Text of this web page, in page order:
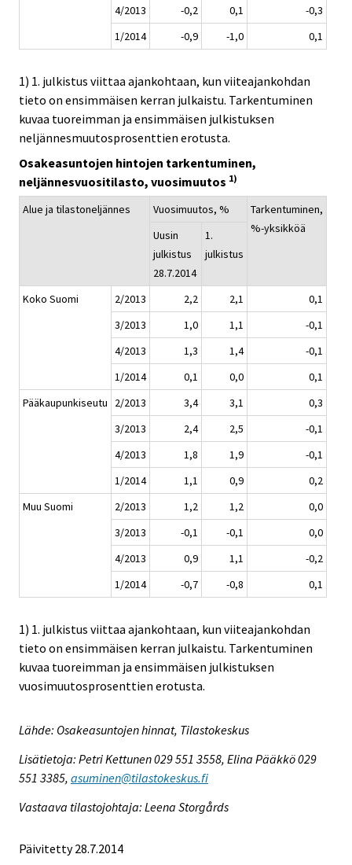
4/2013 -0,2 0,1
-0,3
1/2014
-0,9 -1,0 0,1
1) 1. julkistus viittaa ajankohtaan, kun viiteajankohdan
tieto on ensimmäisen kerran julkaistu. Tarkentuminen
kuvaa tuoreimman ja ensimmäisen julkistuksen
neljännesmuutosprosenttien erotusta.
Osakeasuntojen hintojen tarkentuminen,
neljännesvuositilasto, vuosimuutos 1)
Alue ja tilastoneljännes Vuosimuutos, %
Tarkentuminen,
%-yksikköä
Uusin
julkistus
28.7.2014
1.
julkistus
Koko Suomi 2/2013 2,2 2,1
0,1
3/2013
1,0 1,1
-0,1
4/2013
1,3 1,4
-0,1
1/2014
0,1 0,0
0,1
Pääkaupunkiseutu
2/2013 3,4 3,1
0,3
3/2013
2,4 2,5
-0,1
4/2013
1,8 1,9
-0,1
1/2014
1,1 0,9
0,2
Muu Suomi
2/2013 1,2 1,2
0,0
3/2013
-0,1 -0,1
0,0
4/2013
0,9 1,1
-0,2
1/2014
-0,7 -0,8 0,1
1) 1. julkistus viittaa ajankohtaan, kun viiteajankohdan
tieto on ensimmäisen kerran julkaistu. Tarkentuminen
kuvaa tuoreimman ja ensimmäisen julkistuksen
vuosimuutosprosenttien erotusta.
Lähde: Osakeasuntojen hinnat, Tilastokeskus
Lisätietoja: Petri Kettunen 029 551 3558, Elina Pääkkö 029
551 3385, asuminen@tilastokeskus.fi
Vastaava tilastojohtaja: Leena Storgårds
Päivitetty 28.7.2014